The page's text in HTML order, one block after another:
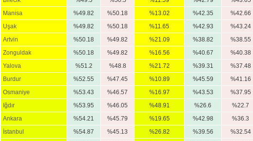
Manisa
%49.82 %50.18 %13.02 %42.35
%42.66
Uşak
%49.82 %50.18 %11.65 %42.93
%43.24
Artvin
%50.18 %49.82 %21.09 %38.82
%38.55
Zonguldak
%50.18 %49.82 %16.56 %40.67
%40.38
Yalova
%51.2 %48.8 %21.72 %39.31
%37.48
Burdur
%52.55 %47.45 %10.89 %45.59
%41.16
Osmaniye
%53.43 %46.57 %16.97 %43.53
%37.95
Iğdır
%53.95 %46.05 %48.91 %26.6
%22.7
Ankara
%54.21 %45.79 %19.65 %42.98
%36.3
İstanbul
%54.87 %45.13 %26.82 %39.56
%32.54